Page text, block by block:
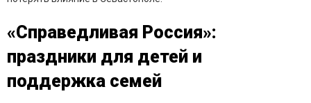
«Справедливая Россия»:
праздники для детей и
поддержка семей